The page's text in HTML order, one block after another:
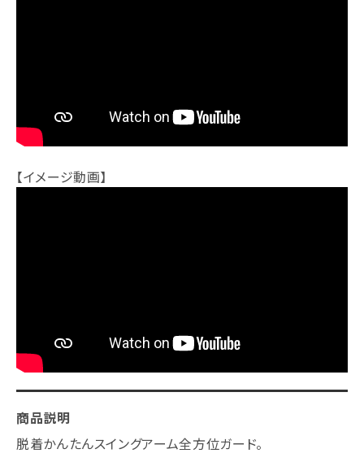
【イメージ動画】
商品説明
脱着かんたんスイングアーム全方位ガード。